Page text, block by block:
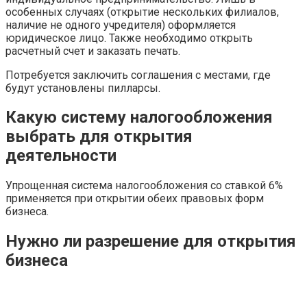
особенных случаях (открытие нескольких филиалов,
наличие не одного учредителя) оформляется
юридическое лицо. Также необходимо открыть
расчетный счет и заказать печать.
Потребуется заключить соглашения с местами, где
будут установлены пилларсы.
Какую систему налогообложения
выбрать для открытия
деятельности
Упрощенная система налогообложения со ставкой 6%
применяется при открытии обеих правовых форм
бизнеса.
Нужно ли разрешение для открытия
бизнеса